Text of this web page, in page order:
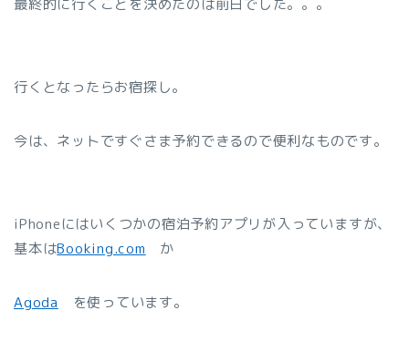
最終的に行くことを決めたのは前日でした。。。
行くとなったらお宿探し。
今は、ネットですぐさま予約できるので便利なものです。
iPhoneにはいくつかの宿泊予約アプリが入っていますが、
基本はBooking.com か
Agoda を使っています。